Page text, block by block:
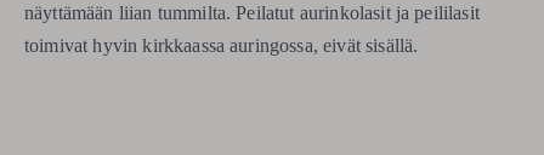
näyttämään liian tummilta. Peilatut aurinkolasit ja peililasit
toimivat hyvin kirkkaassa auringossa, eivät sisällä.